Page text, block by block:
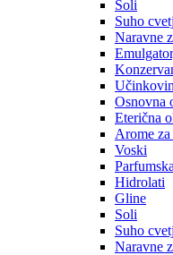
Soli
Suho
Naravne
Osnovna
Eterična
Arome za
Voski
Hidrolati
Gline
Soli
Suho
Naravne